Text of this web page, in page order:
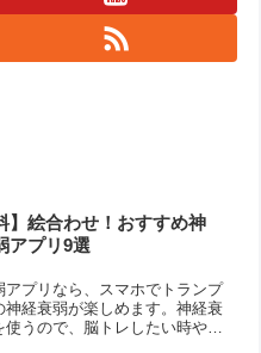
】絵合わせ！おすすめ神
アプリ9選
アプリなら、スマホでトランプ
神経衰弱が楽しめます。神経衰
使うので、脳トレしたい時や記